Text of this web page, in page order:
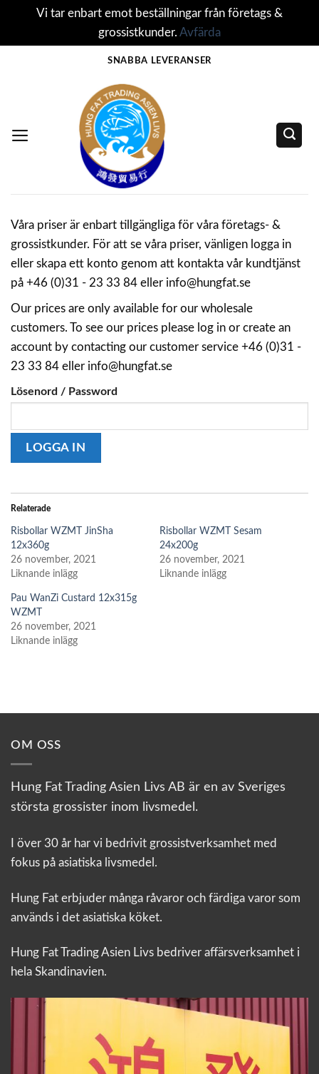
Vi tar enbart emot beställningar från företags &
grossistkunder. Avfärda
SNABBA LEVERANSER
Våra priser är enbart tillgängliga för våra företags- &
grossistkunder. För att se våra priser, vänligen logga in
eller skapa ett konto genom att kontakta vår kundtjänst
på +46 (0)31 - 23 33 84 eller info@hungfat.se
Our prices are only available for our wholesale
customers. To see our prices please log in or create an
account by contacting our customer service +46 (0)31 -
23 33 84 eller info@hungfat.se
Lösenord / Password
Relaterade
Risbollar WZMT JinSha
12x360g
26 november, 2021
Liknande inlägg
Risbollar WZMT Sesam
24x200g
26 november, 2021
Liknande inlägg
Pau WanZi Custard 12x315g
WZMT
26 november, 2021
Liknande inlägg
OM OSS
Hung Fat Trading Asien Livs AB är en av Sveriges
största grossister inom livsmedel.
I över 30 år har vi bedrivit grossistverksamhet med
fokus på asiatiska livsmedel.
Hung Fat erbjuder många råvaror och färdiga varor som
används i det asiatiska köket.
Hung Fat Trading Asien Livs bedriver affärsverksamhet i
hela Skandinavien.